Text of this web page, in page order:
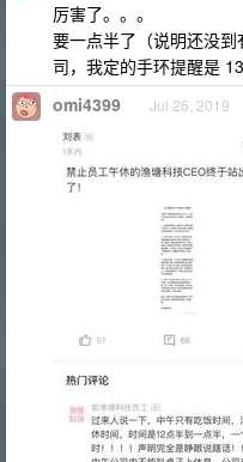
厉害了。。。
要一点半了（说明还没
司，我定的手环提醒是
omi4399 Jul 26, 2019